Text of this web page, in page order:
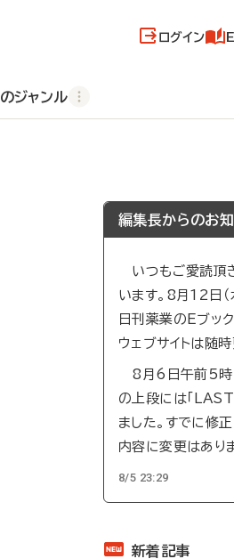
ログイン
ジャンル
編集長からのお
いつもご愛読頂
います。8月12日（
日刊薬業のEブッ
ウェブサイトは随時
8月6日午前5時
の上段には「LAST
ました。すでに修
内容に変更はあり
8/5 23:29
新着記事